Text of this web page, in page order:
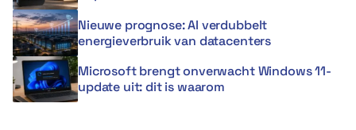
Nieuwe prognose: AI verdubbelt
energieverbruik van datacenters
Microsoft brengt onverwacht Windows 11-
update uit: dit is waarom